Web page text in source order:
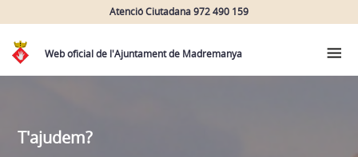
Atenció Ciutadana 972 490 159
Web oficial de l'Ajuntament de Madremanya
T'ajudem?